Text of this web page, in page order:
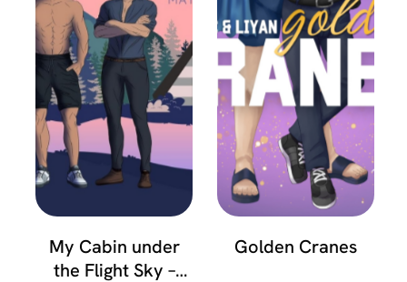
My Cabin under
the Flight Sky –
Golden Cranes